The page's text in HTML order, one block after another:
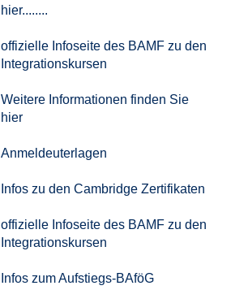
hier........
offizielle Infoseite des BAMF zu den
Integrationskursen
Weitere Informationen finden Sie
hier
Anmeldeuterlagen
Infos zu den Cambridge Zertifikaten
offizielle Infoseite des BAMF zu den
Integrationskursen
Infos zum Aufstiegs-BAföG